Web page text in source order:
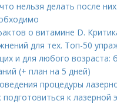
нельзя делать после
о витамине D.
для тех. Топ-50
и для любого возраста:
(+ план на 5 дней)
процедуры
подготовиться к лазерной